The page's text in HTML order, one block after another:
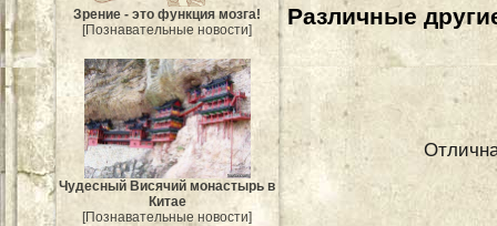
Зрение - это функция мозга!
[Познавательные новости]
Чудесный Висячий монастырь в
Китае
[Познавательные новости]
Различные